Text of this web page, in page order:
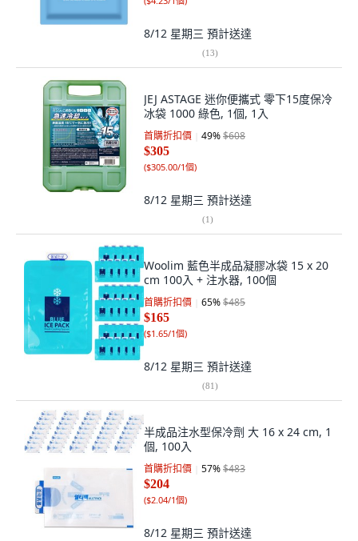
8/12 星期三 預計送達
(13)
JEJ ASTAGE 迷你便攜式 零下15度保冷
冰袋 1000 綠色, 1個, 1入
首購折扣價 49%$608
$305
($305.00/1個)
8/12 星期三 預計送達
(1)
Woolim 藍色半成品凝膠冰袋 15 x 20
cm 100入 + 注水器, 100個
首購折扣價 65%$485
$165
($1.65/1個)
8/12 星期三 預計送達
(81)
半成品注水型保冷劑 大 16 x 24 cm, 1
個, 100入
首購折扣價 57%$483
$204
($2.04/1個)
8/12 星期三 預計送達